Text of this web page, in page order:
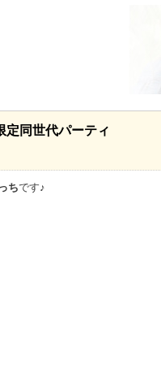
定同世代パーティ
ちです♪